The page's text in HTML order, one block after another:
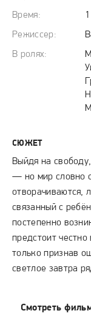
Время:
Режиссер:
В ролях:
СЮЖЕТ
Выйдя на
— но мир словно
отворачиваются,
связанный с
постепенно
предстоит
только признав
светлое завтра
Смотреть